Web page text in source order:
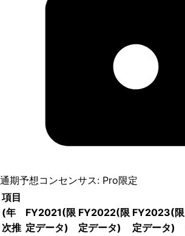
通期予想コンセンサス: Pro限定
項目
(年
次推
FY2021(限
定データ)
FY2022(限
定データ)
FY2023(限
定データ)